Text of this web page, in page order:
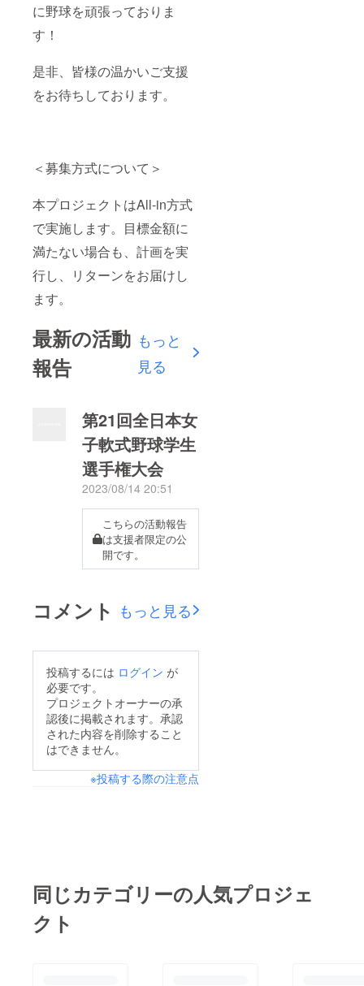
に野球を頑張っておりま
す！
是非、皆様の温かいご支援
をお待ちしております。
＜募集方式について＞
本プロジェクトはAll-in方式
で実施します。目標金額に
満たない場合も、計画を実
行し、リターンをお届けし
ます。
最新の活動
報告
もっと
見る
第21回全日本女
子軟式野球学生
選手権大会
2023/08/14 20:51
こちらの活動報告
は支援者限定の公
開です。
コメント もっと見る
投稿するには ログイン が
必要です。
プロジェクトオーナーの承
認後に掲載されます。承認
された内容を削除すること
はできません。
※投稿する際の注意点
同じカテゴリーの人気プロジェ
クト